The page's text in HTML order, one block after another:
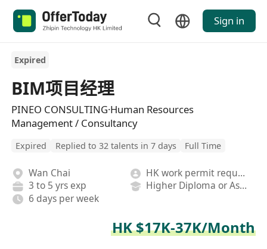
Sign in
Expired
BIM项目经理
PINEO CONSULTING·Human Resources
Management / Consultancy
Expired Replied to 32 talents in 7 days Full Time
Wan Chai
HK work permit required
3 to 5 yrs exp
Higher Diploma or Associate Degree
6 days per week
HK $17K-37K/Month